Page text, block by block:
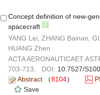
Concept definition of new-
spacecraft
YANG Lei, ZHANG Bainan,
HUANG Zhen
ACTA AERONAUTICAET
703-713. DOI: 10.7527/
Abstract （8104）
Save